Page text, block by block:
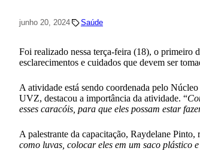
junho 20, 2024 Saúde
Foi realizado nessa terça-feira (18), o primeiro
esclarecimentos e cuidados que devem ser
A atividade está sendo coordenada pelo
UVZ, destacou a importância da atividade. “
esses caracóis, para que eles possam estar
A palestrante da capacitação, Raydelane
como luvas, colocar eles em um saco plástico